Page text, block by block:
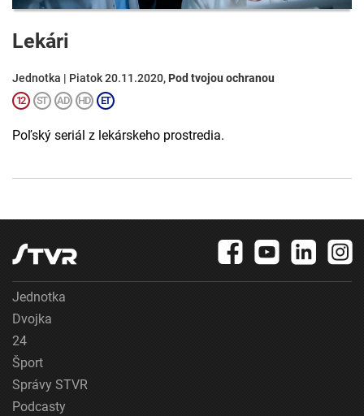
Lekári
Jednotka | Piatok 20.11.2020, Pod tvojou ochranou
Poľský seriál z lekárskeho prostredia.
Jednotka
Dvojka
24
Šport
Správy STVR
Podcasty